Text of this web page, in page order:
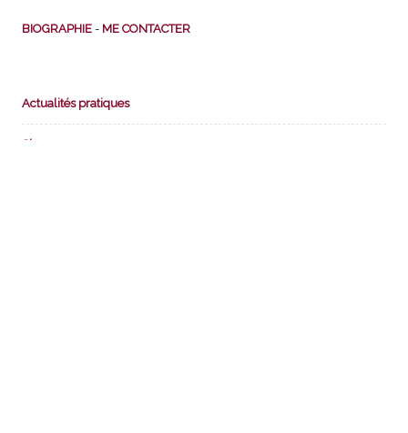
BIOGRAPHIE - ME CONTACTER
Actualités pratiques
Chomage